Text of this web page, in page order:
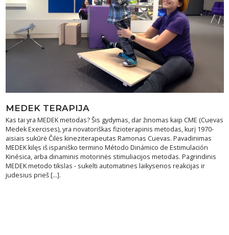
MEDEK TERAPIJA
Kas tai yra MEDEK metodas? Šis gydymas, dar žinomas kaip CME (Cuevas
Medek Exercises), yra novatoriškas fizioterapinis metodas, kurį 1970-
aisiais sukūrė Čilės kineziterapeutas Ramonas Cuevas. Pavadinimas
MEDEK kilęs iš ispaniško termino Método Dinámico de Estimulación
Kinésica, arba dinaminis motorinės stimuliacijos metodas. Pagrindinis
MEDEK metodo tikslas - sukelti automatines laikysenos reakcijas ir
judesius prieš [...].